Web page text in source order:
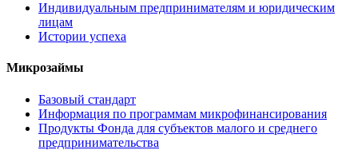
Индивидуальным предпринимателям и юридическим
лицам
Истории успеха
Микрозаймы
Базовый стандарт
Информация по программам микрофинансирования
Продукты Фонда для субъектов малого и среднего
предпринимательства